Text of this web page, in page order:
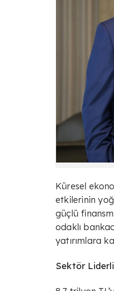
Küresel
etkilerinin
güçlü
odaklı
yatırımlara
Sektör